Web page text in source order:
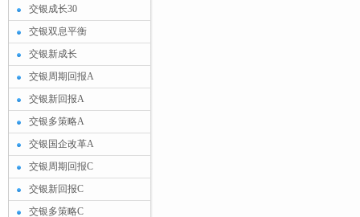
交银成长30
交银双息平衡
交银新成长
交银周期回报A
交银新回报A
交银多策略A
交银国企改革A
交银周期回报C
交银新回报C
交银多策略C